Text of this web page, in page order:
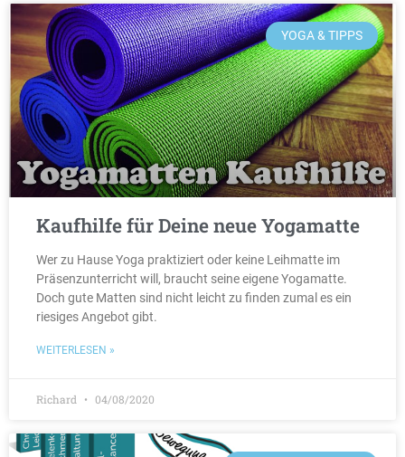
YOGA & TIPPS
Kaufhilfe für Deine neue Yogamatte
Wer zu Hause Yoga praktiziert oder keine Leihmatte im
Präsenzunterricht will, braucht seine eigene Yogamatte.
Doch gute Matten sind nicht leicht zu finden zumal es ein
riesiges Angebot gibt.
WEITERLESEN »
Richard 04/08/2020